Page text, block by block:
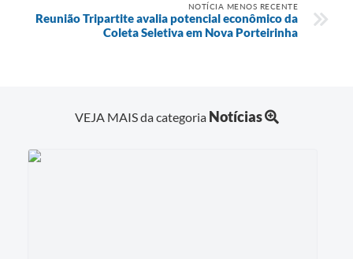
NOTÍCIA MENOS RECENTE
Reunião Tripartite avalia potencial econômico da
Coleta Seletiva em Nova Porteirinha
VEJA MAIS da categoria Notícias